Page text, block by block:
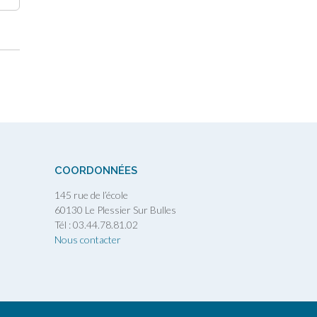
COORDONNÉES
145 rue de l’école
60130 Le Plessier Sur Bulles
Tél : 03.44.78.81.02
Nous contacter